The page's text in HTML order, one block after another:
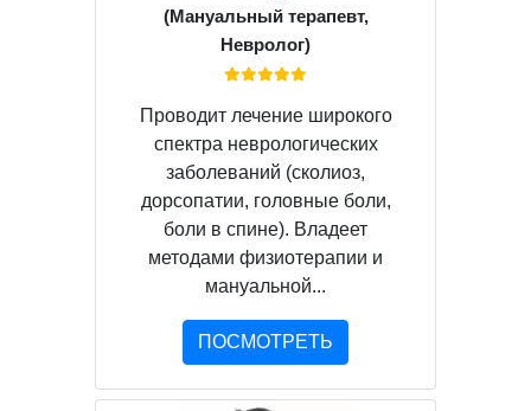
(Мануальный терапевт,
Невролог)
Проводит лечение широкого
спектра неврологических
заболеваний (сколиоз,
дорсопатии, головные боли,
боли в спине). Владеет
методами физиотерапии и
мануальной...
ПОСМОТРЕТЬ